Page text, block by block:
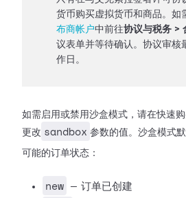
货币购买虚拟货币和商品。如
布商帐户中前往协议与税务 >
议表单并等待确认。协议审核
作日。
如需启用或禁用沙盒模式，请在快速
更改 sandbox 参数的值。沙盒模式默
可能的订单状态：
new — 订单已创建